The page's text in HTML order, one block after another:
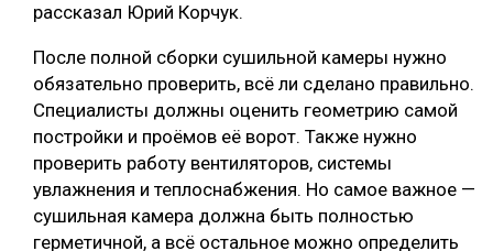
рассказал Юрий Корчук.
После полной сборки сушильной камеры нужно
обязательно проверить, всё ли сделано правильно.
Специалисты должны оценить геометрию самой
постройки и проёмов её ворот. Также нужно
проверить работу вентиляторов, системы
увлажнения и теплоснабжения. Но самое важное —
сушильная камера должна быть полностью
герметичной, а всё остальное можно определить